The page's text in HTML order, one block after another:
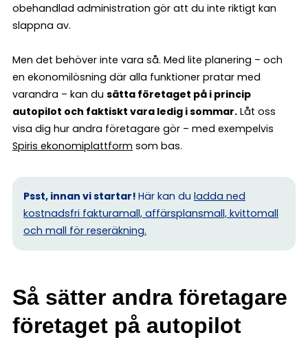
obehandlad administration gör att du inte riktigt kan
slappna av.
Men det behöver inte vara så. Med lite planering – och
en ekonomilösning där alla funktioner pratar med
varandra – kan du sätta företaget på i princip
autopilot och faktiskt vara ledig i sommar. Låt oss
visa dig hur andra företagare gör – med exempelvis
Spiris ekonomiplattform som bas.
Psst, innan vi startar! Här kan du ladda ned
kostnadsfri fakturamall, affärsplansmall, kvittomall
och mall för reseräkning.
Så sätter andra företagare
företaget på autopilot